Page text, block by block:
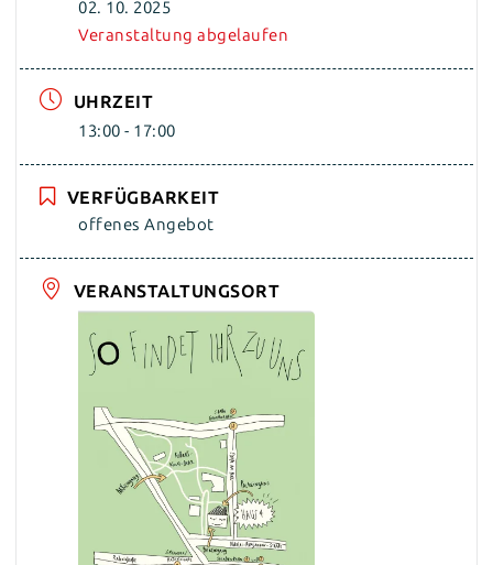
02. 10. 2025
Veranstaltung abgelaufen
UHRZEIT
13:00 - 17:00
VERFÜGBARKEIT
offenes Angebot
VERANSTALTUNGSORT